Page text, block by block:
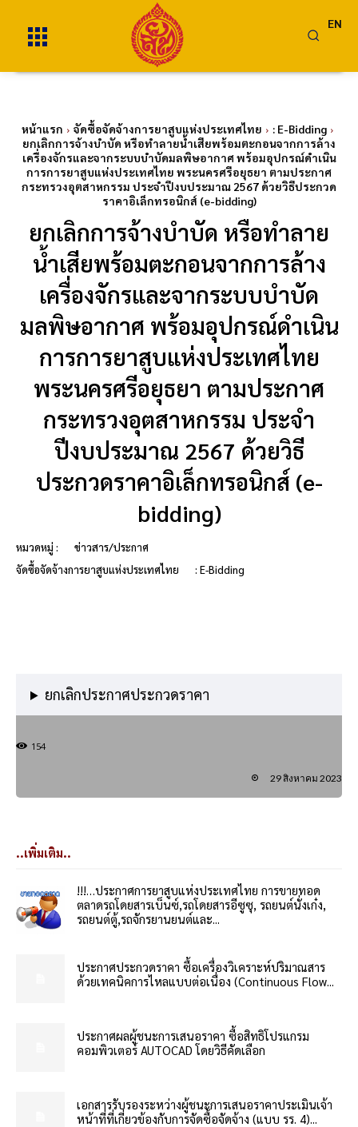
EN
หน้าแรก จัดซื้อจัดจ้างการยาสูบแห่งประเทศไทย
: E-Bidding
ยกเลิกการจ้างบำบัด หรือทำลายน้ำเสียพร้อมตะกอนจากการล้าง
เครื่องจักรและจากระบบบำบัดมลพิษอากาศ พร้อมอุปกรณ์ดำเนิน
การการยาสูบแห่งประเทศไทย พระนครศรีอยุธยา ตามประกาศ
กระทรวงอุตสาหกรรม ประจำปีงบประมาณ 2567 ด้วยวิธีประกวด
ราคาอิเล็กทรอนิกส์ (e-bidding)
ยกเลิกการจ้างบำบัด หรือทำลาย
น้ำเสียพร้อมตะกอนจากการล้าง
เครื่องจักรและจากระบบบำบัด
มลพิษอากาศ พร้อมอุปกรณ์ดำเนิน
การการยาสูบแห่งประเทศไทย
พระนครศรีอยุธยา ตามประกาศ
กระทรวงอุตสาหกรรม ประจำ
ปีงบประมาณ 2567 ด้วยวิธี
ประกวดราคาอิเล็กทรอนิกส์ (e-
bidding)
หมวดหมู่ :
ข่าวสาร/ประกาศ
จัดซื้อจัดจ้างการยาสูบแห่งประเทศไทย
: E-Bidding
ยกเลิกประกาศประกวดราคา
154
29 สิงหาคม 2023
..เพิ่มเติม..
!!!…ประกาศการยาสูบแห่งประเทศไทย การขายทอด
ตลาดรถโดยสารเบ็นซ์,รถโดยสารอีซูซุ, รถยนต์นั่งเก๋ง,
รถยนต์ตู้,รถจักรยานยนต์และ...
ประกาศประกวดราคา ซื้อเครื่องวิเคราะห์ปริมาณสาร
ด้วยเทคนิคการไหลแบบต่อเนื่อง (Continuous Flow...
ประกาศผลผู้ชนะการเสนอราคา ซื้อสิทธิโปรแกรม
คอมพิวเตอร์ AUTOCAD โดยวิธีคัดเลือก
เอกสารรับรองระหว่างผู้ชนะการเสนอราคาประเมินเจ้า
หน้าที่ที่เกี่ยวข้องกับการจัดซื้อจัดจ้าง (แบบ รร. 4)...